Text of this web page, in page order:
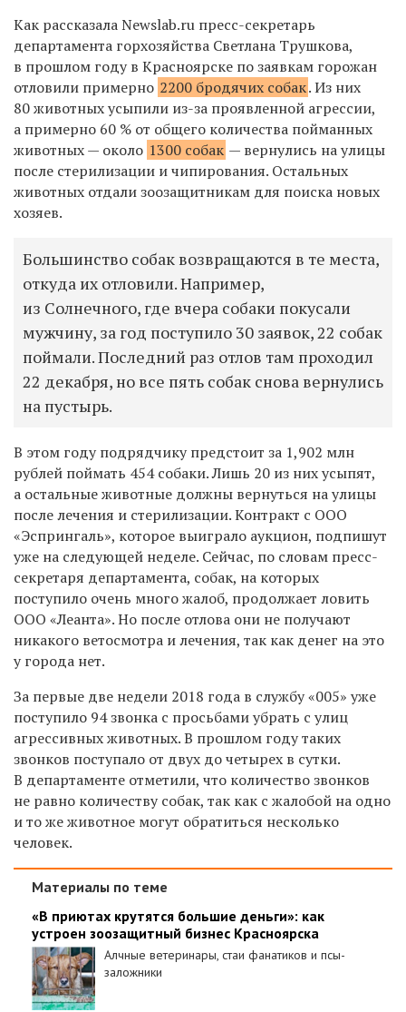
Как рассказала Newslab.ru пресс-секретарь
департамента горхозяйства Светлана Трушкова,
в прошлом году в Красноярске по заявкам горожан
отловили примерно 2200 бродячих собак. Из них
80 животных усыпили из-за проявленной агрессии,
а примерно 60 % от общего количества пойманных
животных — около 1300 собак — вернулись на улицы
после стерилизации и чипирования. Остальных
животных отдали зоозащитникам для поиска новых
хозяев.
Большинство собак возвращаются в те места,
откуда их отловили. Например,
из Солнечного, где вчера собаки покусали
мужчину, за год поступило 30 заявок, 22 собак
поймали. Последний раз отлов там проходил
22 декабря, но все пять собак снова вернулись
на пустырь.
В этом году подрядчику предстоит за 1,902 млн
рублей поймать 454 собаки. Лишь 20 из них усыпят,
а остальные животные должны вернуться на улицы
после лечения и стерилизации. Контракт с ООО
«Эспрингаль», которое выиграло аукцион, подпишут
уже на следующей неделе. Сейчас, по словам пресс-
секретаря департамента, собак, на которых
поступило очень много жалоб, продолжает ловить
ООО «Леанта». Но после отлова они не получают
никакого ветосмотра и лечения, так как денег на это
у города нет.
За первые две недели 2018 года в службу «005» уже
поступило 94 звонка с просьбами убрать с улиц
агрессивных животных. В прошлом году таких
звонков поступало от двух до четырех в сутки.
В департаменте отметили, что количество звонков
не равно количеству собак, так как с жалобой на одно
и то же животное могут обратиться несколько
человек.
Материалы по теме
«В приютах крутятся большие деньги»: как
устроен зоозащитный бизнес Красноярска
Алчные ветеринары, стаи фанатиков и псы-
заложники